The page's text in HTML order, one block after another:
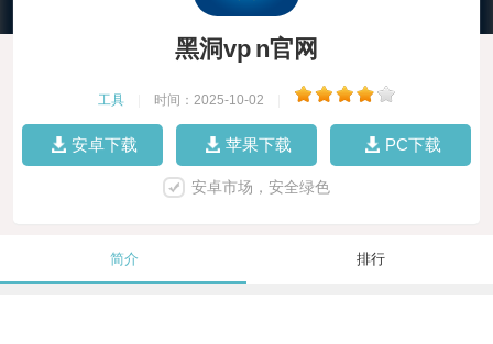
黑洞vp n官网
工具 时间：2025-10-02
安卓下载 苹果下载 PC下载
安卓市场，安全绿色
简介 排行